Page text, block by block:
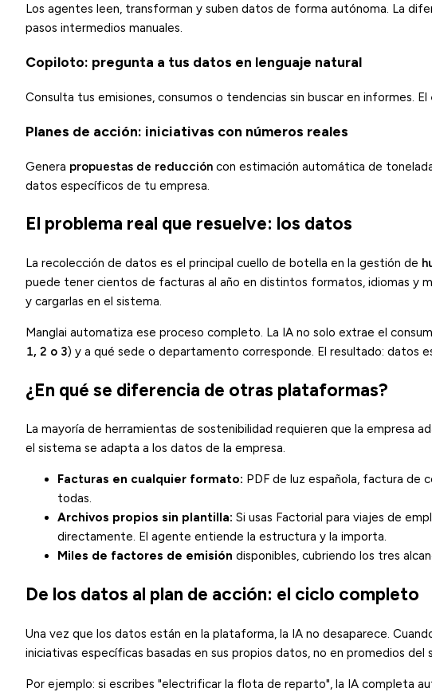
Los agentes leen, transforman y suben datos de forma autónoma. La
pasos intermedios manuales.
Copiloto: pregunta a tus datos en lenguaje natural
Consulta tus emisiones, consumos o tendencias sin buscar en informes. El
Planes de acción: iniciativas con números reales
Genera propuestas de reducción con estimación automática de
datos específicos de tu empresa.
El problema real que resuelve: los datos
La recolección de datos es el principal cuello de botella en la gestión de
puede tener cientos de facturas al año en distintos formatos, idiomas y
y cargarlas en el sistema.
Manglai automatiza ese proceso completo. La IA no solo extrae el
1, 2 o 3) y a qué sede o departamento corresponde. El resultado: datos
¿En qué se diferencia de otras plataformas?
La mayoría de herramientas de sostenibilidad requieren que la empresa
el sistema se adapta a los datos de la empresa.
Facturas en cualquier formato: PDF de luz española, factura de
todas.
Archivos propios sin plantilla: Si usas Factorial para viajes de
directamente. El agente entiende la estructura y la importa.
Miles de factores de emisión disponibles, cubriendo los tres
De los datos al plan de acción: el ciclo completo
Una vez que los datos están en la plataforma, la IA no desaparece.
iniciativas específicas basadas en sus propios datos, no en promedios del
Por ejemplo: si escribes "electrificar la flota de reparto", la IA completa